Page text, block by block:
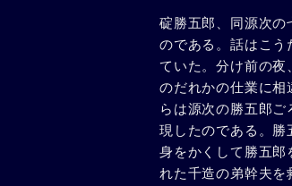
碇勝五郎、同源次の
のである。話はこう
ていた。分け前の夜
のだれかの仕業に相
らは源次の勝五郎
現したのである。勝
身をかくして勝五郎
れた千造の弟幹夫